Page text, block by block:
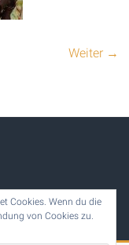
Weiter →
Cookies. Wenn du die
von Cookies zu.